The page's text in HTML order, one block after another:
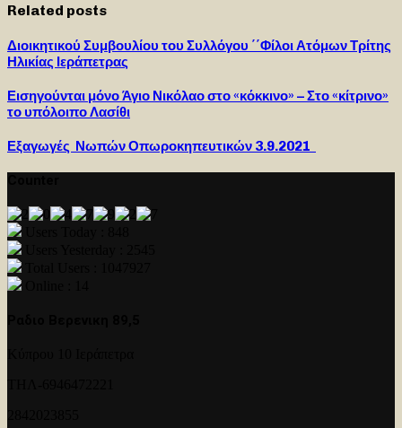
Related posts
Διοικητικού Συμβουλίου του Συλλόγου ΄΄Φίλοι Ατόμων Τρίτης
Ηλικίας Ιεράπετρας
Εισηγούνται μόνο Άγιο Νικόλαο στο «κόκκινο» – Στο «κίτρινο»
το υπόλοιπο Λασίθι
Εξαγωγές Νωπών Οπωροκηπευτικών 3.9.2021